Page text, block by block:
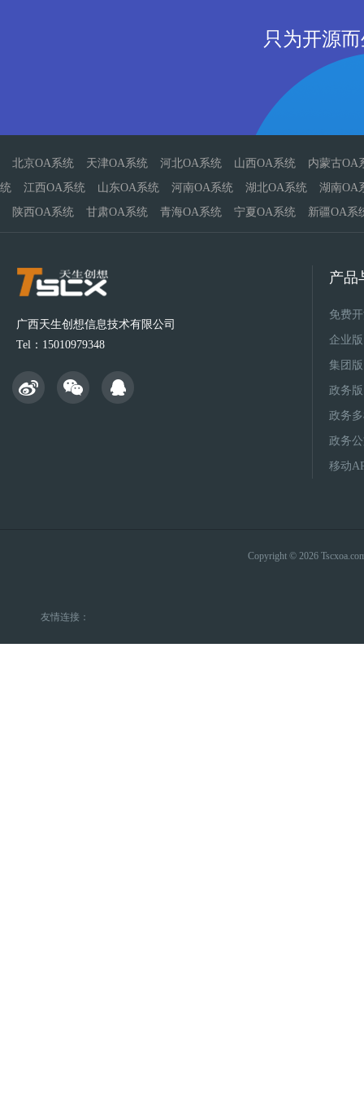
只为开源
北京OA系统 天津OA系统 河北OA系统 山西OA系统
内蒙古OA
统
江西OA系统 山东OA系统 河南OA系统 湖北OA系统
湖南OA
陕西OA系统
甘肃OA系统 青海OA系统 宁夏OA系统 新疆OA系
广西天生创想信息技术有限公司
Tel：15010979348
产品
免费
企业版
集团版
政务版
政务
政务
移动
Copyright © 2026
友情连接：